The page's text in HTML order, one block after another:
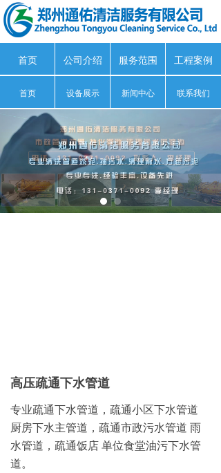
首页 公司介绍 服务范围 工程案例
首页 设备展示 新闻中心 联系我们
高压疏通下水管道
专业疏通下水管道，疏通小区下水管道
厨房下水主管道，疏通市政污水管道 雨
水管道，疏通饭店 单位食堂油污下水管
道。